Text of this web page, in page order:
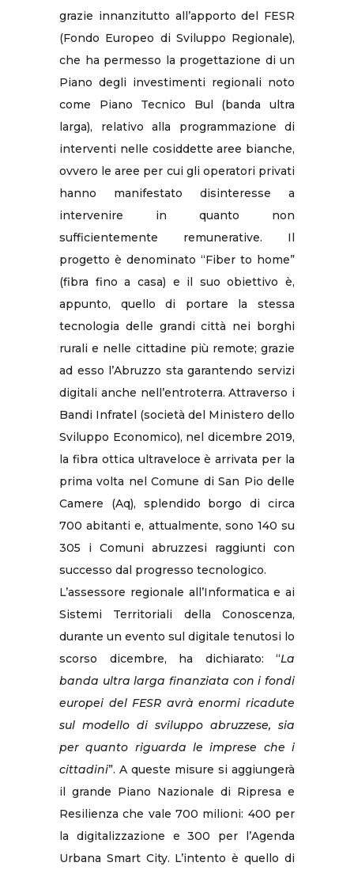
grazie innanzitutto all’apporto del FESR
(Fondo Europeo di Sviluppo Regionale),
che ha permesso la progettazione di un
Piano degli investimenti regionali noto
come Piano Tecnico Bul (banda ultra
larga), relativo alla programmazione di
interventi nelle cosiddette aree bianche,
ovvero le aree per cui gli operatori privati
hanno manifestato disinteresse a
intervenire in quanto non
sufficientemente remunerative. Il
progetto è denominato “Fiber to home”
(fibra fino a casa) e il suo obiettivo è,
appunto, quello di portare la stessa
tecnologia delle grandi città nei borghi
rurali e nelle cittadine più remote; grazie
ad esso l’Abruzzo sta garantendo servizi
digitali anche nell’entroterra. Attraverso i
Bandi Infratel (società del Ministero dello
Sviluppo Economico), nel dicembre 2019,
la fibra ottica ultraveloce è arrivata per la
prima volta nel Comune di San Pio delle
Camere (Aq), splendido borgo di circa
700 abitanti e, attualmente, sono 140 su
305 i Comuni abruzzesi raggiunti con
successo dal progresso tecnologico.
L’assessore regionale all’Informatica e ai
Sistemi Territoriali della Conoscenza,
durante un evento sul digitale tenutosi lo
scorso dicembre, ha dichiarato: “La
banda ultra larga finanziata con i fondi
europei del FESR avrà enormi ricadute
sul modello di sviluppo abruzzese, sia
per quanto riguarda le imprese che i
cittadini”. A queste misure si aggiungerà
il grande Piano Nazionale di Ripresa e
Resilienza che vale 700 milioni: 400 per
la digitalizzazione e 300 per l’Agenda
Urbana Smart City. L’intento è quello di